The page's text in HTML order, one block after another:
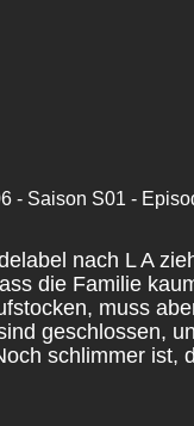
- Saison S01 -
nach L A
die Familie
muss
geschlossen,
schlimmer ist,